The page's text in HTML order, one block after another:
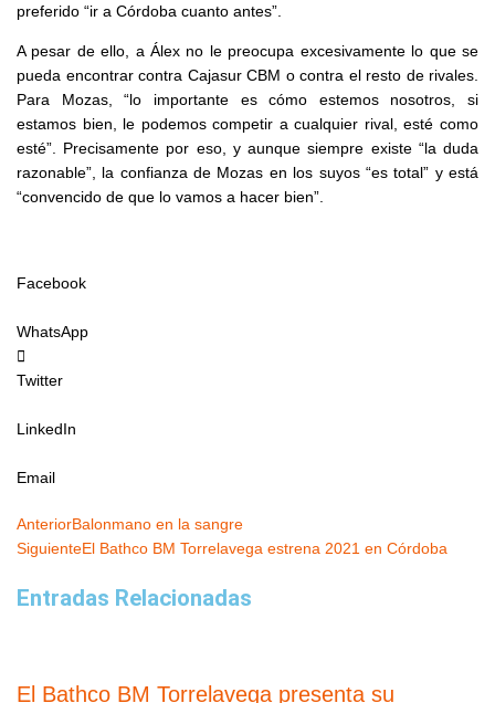
preferido “ir a Córdoba cuanto antes”.
A pesar de ello, a Álex no le preocupa excesivamente lo que se
pueda encontrar contra Cajasur CBM o contra el resto de rivales.
Para Mozas, “lo importante es cómo estemos nosotros, si
estamos bien, le podemos competir a cualquier rival, esté como
esté”. Precisamente por eso, y aunque siempre existe “la duda
razonable”, la confianza de Mozas en los suyos “es total” y está
“convencido de que lo vamos a hacer bien”.
Facebook
WhatsApp
Twitter
LinkedIn
Email
Ant
AnteriorBalonmano en la sangre
SiguienteEl Bathco BM Torrelavega estrena 2021 en Córdoba
Entradas Relacionadas
El Bathco BM Torrelavega presenta su